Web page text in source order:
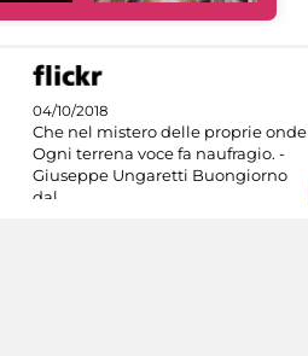
04/10/2018
Che nel mistero delle proprie onde
Ogni terrena voce fa naufragio. -
Giuseppe Ungaretti Buongiorno
dal